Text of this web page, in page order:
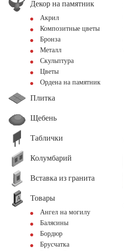
Декор на памятник
Акрил
Композитные цветы
Бронза
Металл
Скульптура
Цветы
Ордена на памятник
Плитка
Щебень
Таблички
Колумбарий
Вставка из гранита
Товары
Ангел на могилу
Балясины
Бордюр
Брусчатка